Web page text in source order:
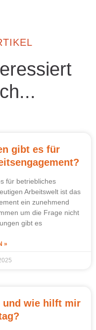
gibt es für
für betriebliches
Arbeitswelt ist das
ein zunehmend
um die Frage nicht
gibt es
»
und wie hilft mir